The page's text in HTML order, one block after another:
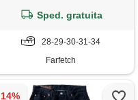
Sped. gratuita
28-29-30-31-34
Farfetch